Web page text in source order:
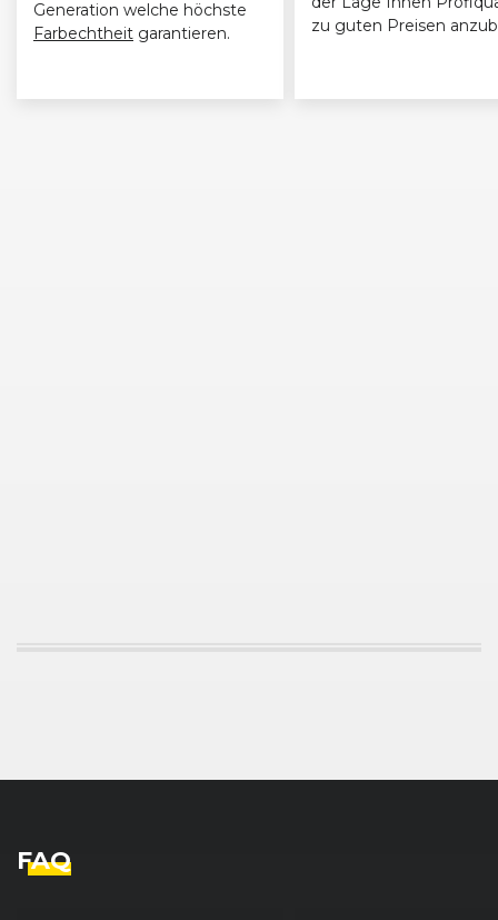
Generation welche höchste
Farbechtheit garantieren.
zu guten Preisen
FAQ